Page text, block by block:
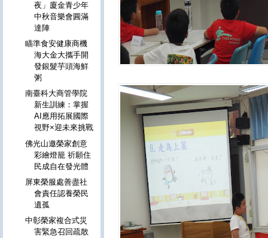
夜」廈金青少年
中秋音樂會圓滿
達陣
瞄準食安健康商機
海大金大攜手開
發銀髮芋頭海鮮
粥
南臺科大商管學院
新生訓練：掌握
AI應用拓展國際
視野×迎未來挑戰
佛光山邀榮家創意
彩繪燈籠 祈願住
民成自在發光體
屏東榮服處善盡社
會責任認養榮民
遺孤
中彰榮家複合式災
害緊急召回疏散